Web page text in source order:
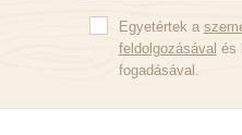
Egyetértek a
feldolgozásával és
fogadásával.